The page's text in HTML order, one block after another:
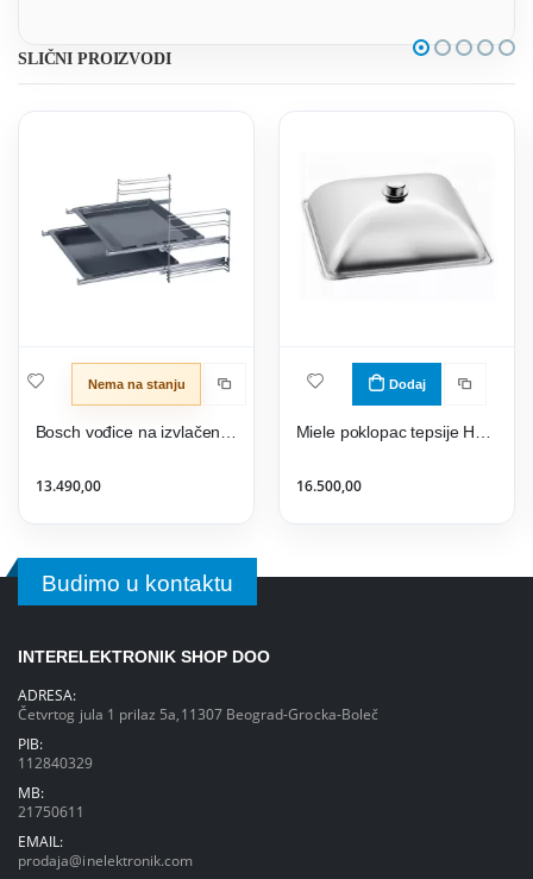
SLIČNI PROIZVODI
Nema na stanju
13.490,00
Dodaj
16.500,00
Budimo u kontaktu
INTERELEKTRONIK SHOP DOO
ADRESA:
Četvrtog jula 1 prilaz 5a,11307 Beograd-Grocka-Boleč
PIB:
112840329
MB:
21750611
EMAIL:
prodaja@inelektronik.com